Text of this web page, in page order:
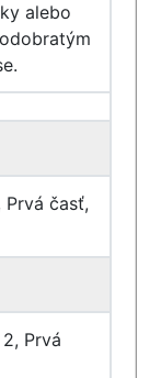
alebo
Prvá časť,
Prvá